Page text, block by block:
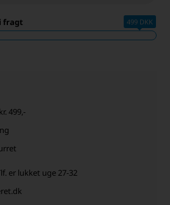
fragt 499 DKK
499,-
er lukket uge 27-32